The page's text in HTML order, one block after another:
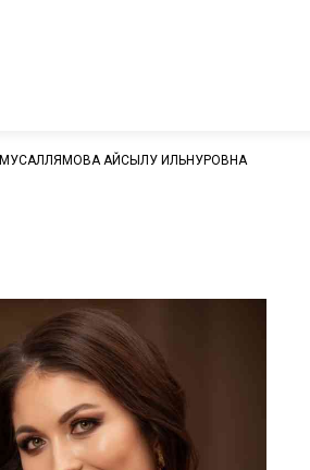
МУСАЛЛЯМОВА АЙСЫЛУ ИЛЬНУРОВНА